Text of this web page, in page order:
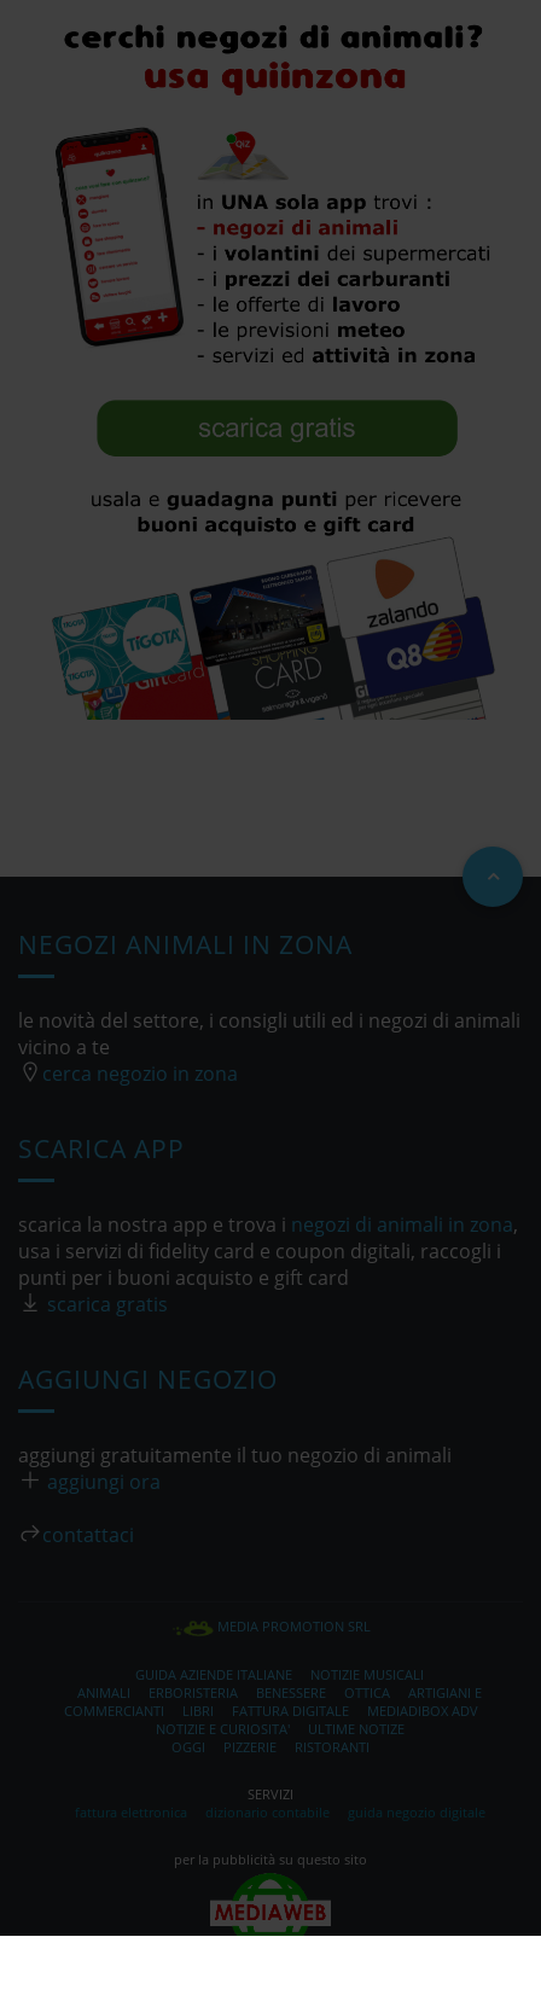
NEGOZI ANIMALI IN ZONA
le novità del settore, i consigli utili ed i negozi di animali
vicino a te
cerca negozio in zona
SCARICA APP
scarica la nostra app e trova i negozi di animali in zona,
usa i servizi di fidelity card e coupon digitali, raccogli i
punti per i buoni acquisto e gift card
scarica gratis
AGGIUNGI NEGOZIO
aggiungi gratuitamente il tuo negozio di animali
aggiungi ora
contattaci
MEDIA PROMOTION SRL
GUIDA AZIENDE ITALIANE
NOTIZIE MUSICALI
ANIMALI
ERBORISTERIA BENESSERE OTTICA
ARTIGIANI E
COMMERCIANTI
LIBRI FATTURA DIGITALE
MEDIADIBOX ADV
NOTIZIE E CURIOSITA'
ULTIME NOTIZE
OGGI
PIZZERIE RISTORANTI
SERVIZI
fattura elettronica
dizionario contabile guida negozio digitale
per la pubblicità su questo sito